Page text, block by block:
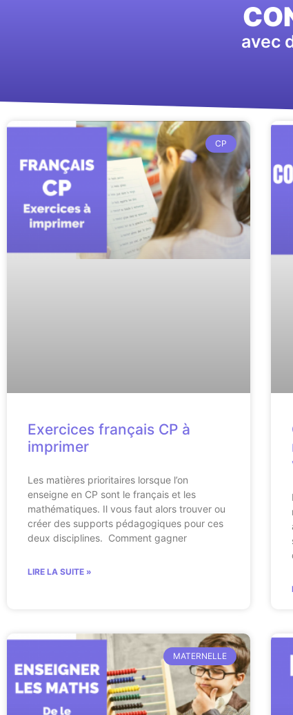
avec
CP
Exercices français CP à
imprimer
Les matières prioritaires lorsque l’on
enseigne en CP sont le français et les
mathématiques. Il vous faut alors trouver ou
créer des supports pédagogiques pour ces
deux disciplines. Comment gagner
LIRE LA SUITE »
MATERNELLE